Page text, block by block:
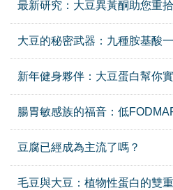
最新研究：大豆異黃酮助您重
大豆的秘密武器：九種胺基酸
新年健身夥伴：大豆蛋白幫你
腸胃敏感族的福音：低
豆腐已經成為主流了嗎？
毛豆與大豆：植物性蛋白的雙